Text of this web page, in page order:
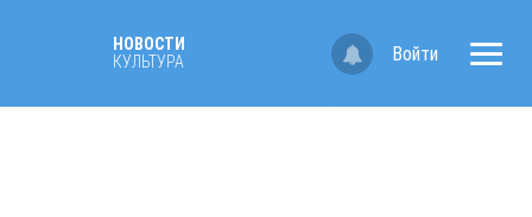
НОВОСТИ
КУЛЬТУРА
Войти